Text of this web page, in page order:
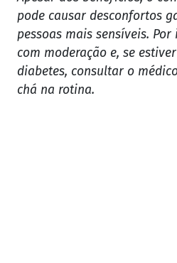
pode causar desconfortos
pessoas mais sensíveis.
com moderação e, se
diabetes, consultar o
chá na rotina.